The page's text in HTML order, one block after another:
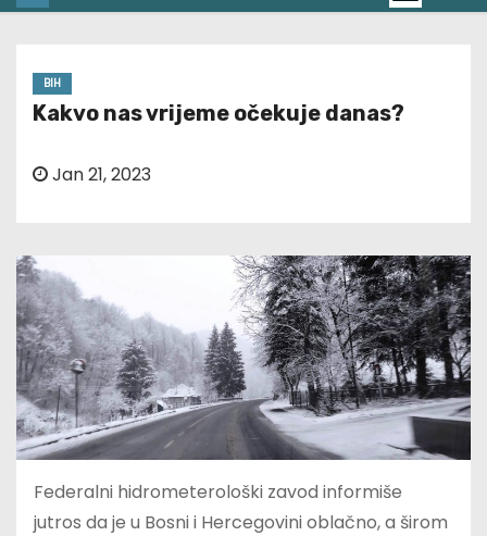
BIH
Kakvo nas vrijeme očekuje danas?
Jan 21, 2023
Federalni hidrometerološki zavod informiše
jutros da je u Bosni i Hercegovini oblačno, a širom